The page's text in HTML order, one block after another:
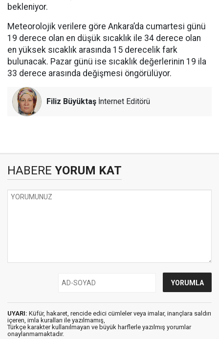
bekleniyor.
Meteorolojik verilere göre Ankara’da cumartesi günü
19 derece olan en düşük sıcaklık ile 34 derece olan
en yüksek sıcaklık arasında 15 derecelik fark
bulunacak. Pazar günü ise sıcaklık değerlerinin 19 ila
33 derece arasında değişmesi öngörülüyor.
Filiz Büyüktaş İnternet Editörü
HABERE YORUM KAT
UYARI: Küfür, hakaret, rencide edici cümleler veya imalar, inançlara saldırı
içeren, imla kuralları ile yazılmamış,
Türkçe karakter kullanılmayan ve büyük harflerle yazılmış yorumlar
onaylanmamaktadır.